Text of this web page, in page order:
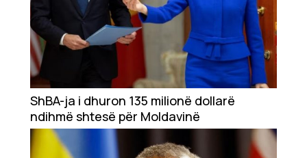
Showbiz
Ekonomi
Teknologji
Udhëtime
ShBA-ja i dhuron 135 milionë dollarë
ndihmë shtesë për Moldavinë